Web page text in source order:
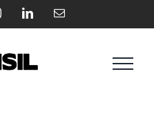
InstagramLinkedInE-